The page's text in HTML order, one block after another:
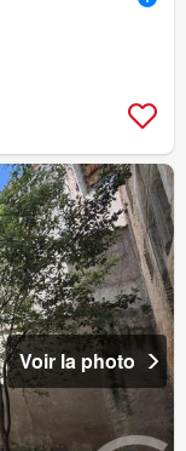
Voir la photo